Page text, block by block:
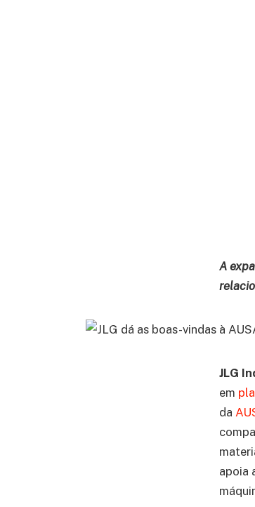
A
JLG
em
da
apoia